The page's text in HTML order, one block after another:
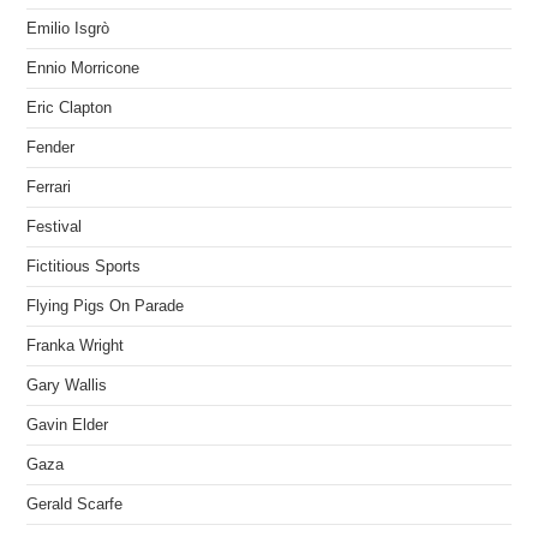
Emilio Isgrò
Ennio Morricone
Eric Clapton
Fender
Ferrari
Festival
Fictitious Sports
Flying Pigs On Parade
Franka Wright
Gary Wallis
Gavin Elder
Gaza
Gerald Scarfe